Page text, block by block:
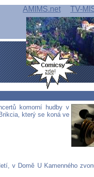
AMIMS.net TV-
komorní hudby v
který se koná ve
v Domě U Kamenného